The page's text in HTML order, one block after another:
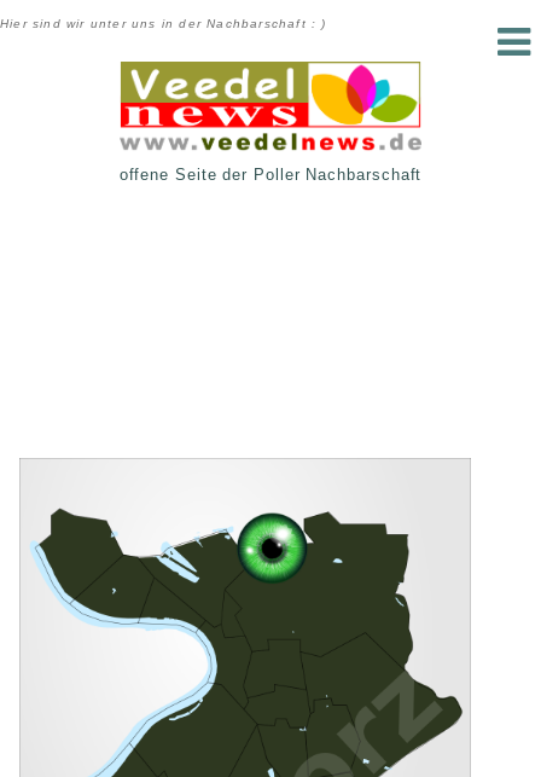
Hier sind wir unter uns in der Nachbarschaft : )
offene Seite der Poller Nachbarschaft